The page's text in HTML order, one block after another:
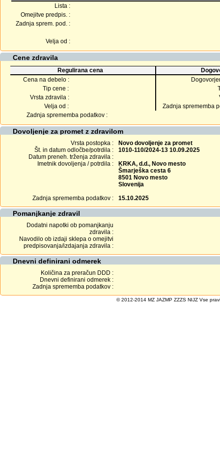
Lista :
Omejitve predpis. :
Zadnja sprem. pod. :
Velja od :
Cene zdravila
Regulirana cena
Cena na debelo :
Tip cene :
Vrsta zdravila :
Velja od :
Zadnja sprememba
Zadnja sprememba podatkov :
Dovoljenje za promet z zdravilom
Vrsta postopka :
Novo dovoljenje za promet
Št. in datum odločbe/potrdila :
1010-110/2024-13 10.09.2025
Datum preneh. trženja zdravila :
Imetnik dovoljenja / potrdila :
KRKA, d.d., Novo mesto
Šmarješka cesta 6
8501 Novo mesto
Slovenija
Zadnja sprememba podatkov :
15.10.2025
Pomanjkanje zdravil
Dodatni napotki ob pomanjkanju
zdravila :
Navodilo ob izdaji sklepa o omejitvi
predpisovanja/izdajanja zdravila :
Dnevni definirani odmerek
Količina za preračun DDD :
Dnevni definirani odmerek :
Zadnja sprememba podatkov :
© 2012-2014 MZ JAZMP ZZZS NIJZ Vse